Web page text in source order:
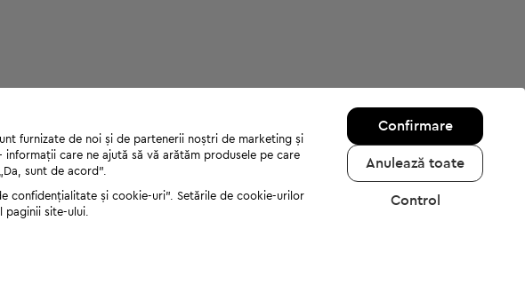
furnizate de noi și de partenerii noștri de marketing și
care ne ajută să vă arătăm produsele pe care
sunt de acord”.
confidențialitate și cookie-uri". Setările de cookie-urilor
site-ului.
Confirmare
Anulează toate
Control